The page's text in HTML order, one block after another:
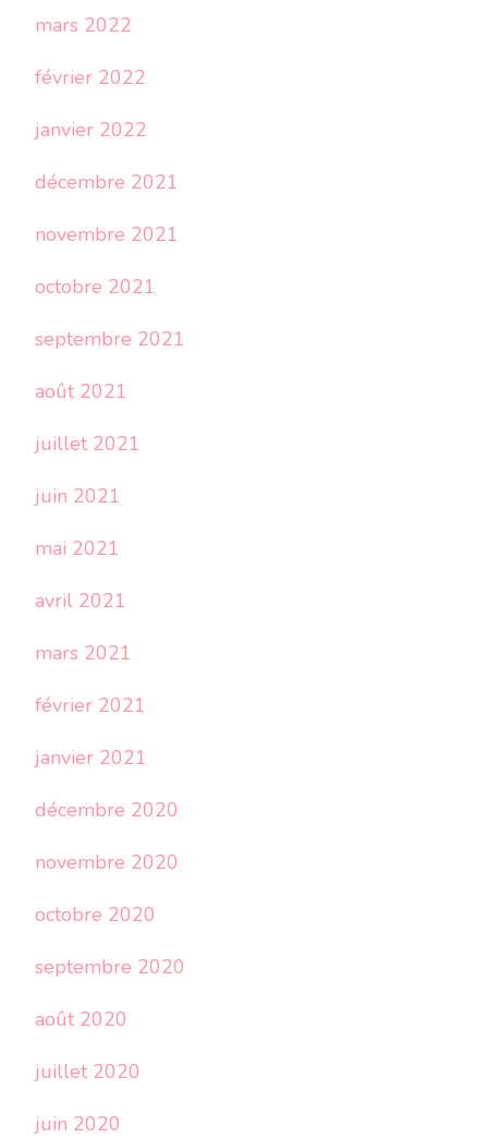
mars 2022
février 2022
janvier 2022
décembre 2021
novembre 2021
octobre 2021
septembre 2021
août 2021
juillet 2021
juin 2021
mai 2021
avril 2021
mars 2021
février 2021
janvier 2021
décembre 2020
novembre 2020
octobre 2020
septembre 2020
août 2020
juillet 2020
juin 2020